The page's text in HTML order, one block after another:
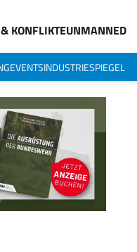
KONFLIKTEUNMANNED
EVENTSINDUSTRIESPIEGEL